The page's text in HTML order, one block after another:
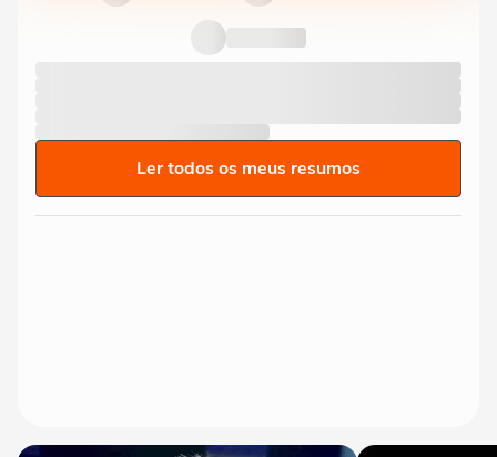
Ler todos os meus resumos